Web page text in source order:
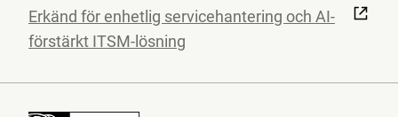
Erkänd för enhetlig servicehantering och AI-
förstärkt ITSM-lösning